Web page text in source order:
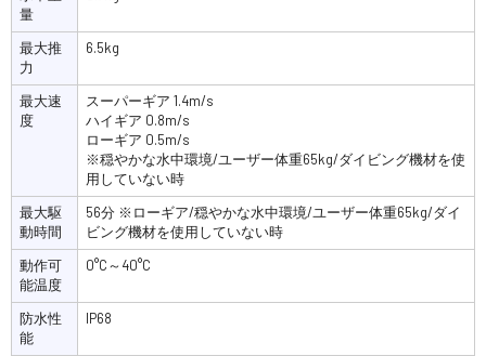
量
最大推
力
6.5kg
最大速
度
スーパーギア 1.4m/s
ハイギア 0.8m/s
ローギア 0.5m/s
※穏やかな水中環境/ユーザー体重65kg/ダイビング機材を使
用していない時
最大駆
動時間
56分 ※ローギア/穏やかな水中環境/ユーザー体重65kg/ダイ
ビング機材を使用していない時
動作可
能温度
0°C～40°C
防水性
能
IP68